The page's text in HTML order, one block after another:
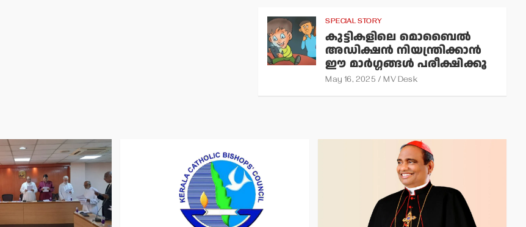
SPECIAL STORY
കുട്ടികളിലെ മൊബൈല്‍
അഡിക്ഷന്‍ നിയന്ത്രിക്കാന്‍
ഈ മാര്‍ഗ്ഗങ്ങള്‍ പരീക്ഷിക്കൂ
May 16, 2025 MV Desk